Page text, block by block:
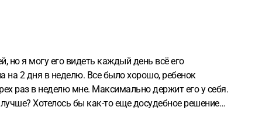
но я могу его видеть каждый день всё его
на 2 дня в неделю. Все было хорошо, ребенок
раз в неделю мне. Максимально держит его у себя.
Хотелось бы как-то еще досудебное решение
доходы бывшей жены в 2 раза. Ребенок ко